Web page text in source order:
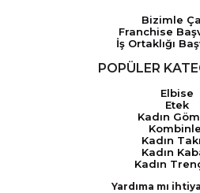
Bizimle
Franchise
İş Ortaklığı
POPÜLER
Elbise
Etek
Kadın
Kadın
Kadın
Kadın
Yardıma mı